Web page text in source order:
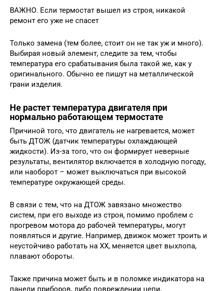
ВАЖНО. Если термостат вышел из строя, никакой
ремонт его уже не спасет
Только замена (тем более, стоит он не так уж и много).
Выбирая новый элемент, следите за тем, чтобы
температура его срабатывания была такой же, как у
оригинального. Обычно ее пишут на металлической
грани изделия.
Не растет температура двигателя при
нормально работающем термостате
Причиной того, что двигатель не нагревается, может
быть ДТОЖ (датчик температуры охлаждающей
жидкости). Из-за того, что он формирует неверные
результаты, вентилятор включается в холодную погоду,
или наоборот – может выключаться при высокой
температуре окружающей среды.
В связи с тем, что на ДТОЖ завязано множество
систем, при его выходе из строя, помимо проблем с
прогревом мотора до рабочей температуры, могут
появляться и другие. Например, движок может троить и
неустойчиво работать на ХХ, меняется цвет выхлопа,
плавают обороты.
Также причина может быть и в поломке индикатора на
панели приборов, либо повреждении цепи,